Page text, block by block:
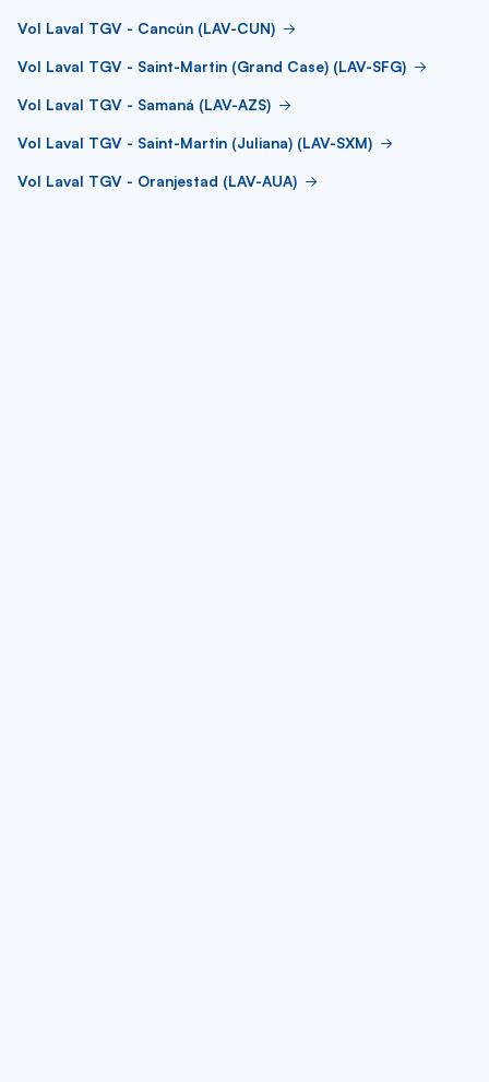
Vol Laval TGV - Cancún (LAV-CUN)
Vol Laval TGV - Saint-Martin (Grand Case) (LAV-SFG)
Vol Laval TGV - Samaná (LAV-AZS)
Vol Laval TGV - Saint-Martin (Juliana) (LAV-SXM)
Vol Laval TGV - Oranjestad (LAV-AUA)